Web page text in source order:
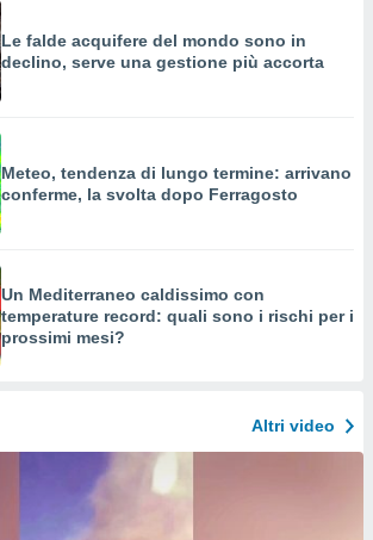
Le falde acquifere del mondo sono in
declino, serve una gestione più accorta
Meteo, tendenza di lungo termine: arrivano
conferme, la svolta dopo Ferragosto
Un Mediterraneo caldissimo con
temperature record: quali sono i rischi per i
prossimi mesi?
Altri video